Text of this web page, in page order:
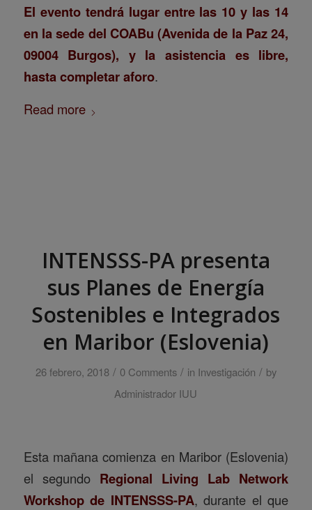
El evento tendrá lugar entre las 10 y las 14
en la sede del COABu (Avenida de la Paz 24,
09004 Burgos), y la asistencia es libre,
hasta completar aforo.
Read more
INTENSSS-PA presenta
sus Planes de Energía
Sostenibles e Integrados
en Maribor (Eslovenia)
26 febrero, 2018 / 0 Comments / in Investigación / by
Administrador IUU
Esta mañana comienza en Maribor (Eslovenia)
el segundo Regional Living Lab Network
Workshop de INTENSSS-PA, durante el que